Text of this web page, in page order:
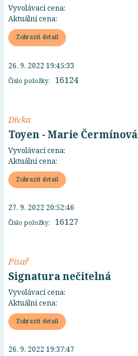
Vyvolávací cena:
Aktuální cena:
Zobrazit detail
Číslo položky: 16124
26. 9. 2022 19:45:33
Dívka
Toyen - Marie Čermínová
Vyvolávací cena:
Aktuální cena:
Zobrazit detail
Číslo položky: 16127
27. 9. 2022 20:52:46
Písař
Signatura nečitelná
Vyvolávací cena:
Aktuální cena:
Zobrazit detail
26. 9. 2022 19:37:47